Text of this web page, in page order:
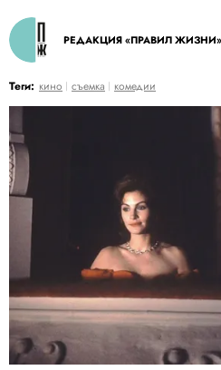
РЕДАКЦИЯ «ПРАВИЛ ЖИЗНИ»
Теги: кино съемка комедии